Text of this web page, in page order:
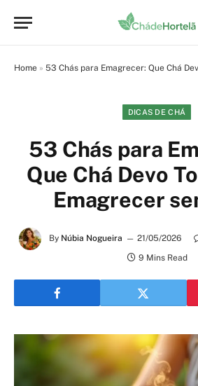
Home » 53 Chás para Emagrecer: Que Chá Devo
DICAS DE CHÁ
53 Chás para
Que Chá Devo
Emagrecer
By Núbia Nogueira 21/05/2026
9 Mins Read